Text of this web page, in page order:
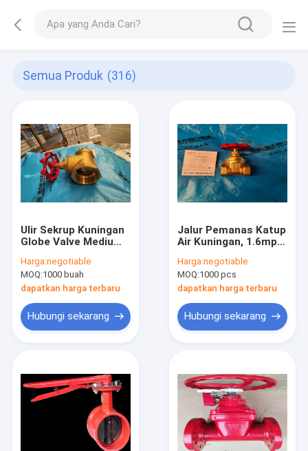
Semua Produk (316)
Ulir Sekrup Kuningan
Globe Valve Medium
Harga:negotiable
MOQ:1000 buah
dapatkan harga terbaru
Hubungi sekarang
Jalur Pemanas Katup
Air Kuningan, 1.6mpa
Gate Valve
Harga:negotiable
MOQ:1000 pcs
dapatkan harga terbaru
Hubungi sekarang